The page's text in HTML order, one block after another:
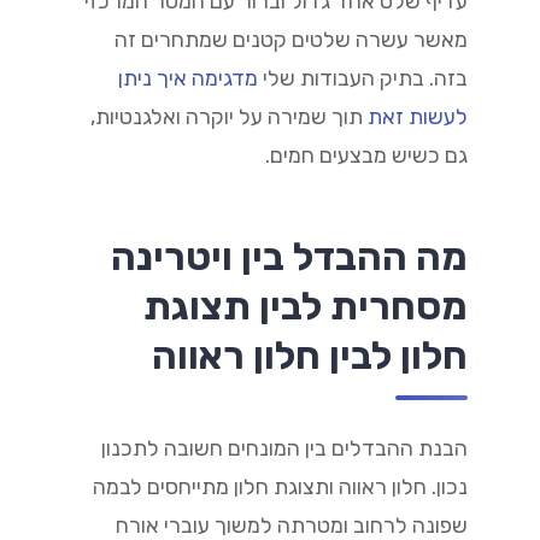
מאשר עשרה שלטים קטנים שמתחרים זה
בזה. בתיק העבודות שלי מדגימה איך ניתן
לעשות זאת תוך שמירה על יוקרה ואלגנטיות,
גם כשיש מבצעים חמים.
מה ההבדל בין ויטרינה
מסחרית לבין תצוגת
חלון לבין חלון ראווה
הבנת ההבדלים בין המונחים חשובה לתכנון
נכון. חלון ראווה ותצוגת חלון מתייחסים לבמה
שפונה לרחוב ומטרתה למשוך עוברי אורח